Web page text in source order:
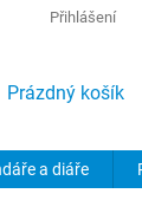
ÚDAJŮ
Přihlášení
NÁKUPNÍ
Prázdný košík
a diáře